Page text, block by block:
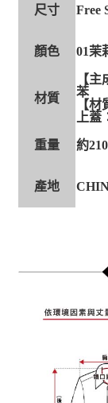
尺寸 Free
顏色 01茉
材質
【
苯
【
上
重量 約
產地